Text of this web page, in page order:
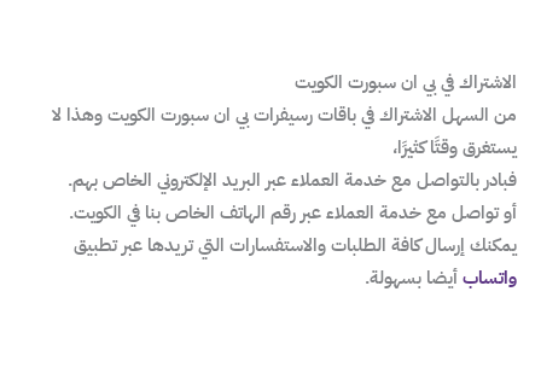
الاشتراك في بي ان سبورت الكويت
من السهل الاشتراك في باقات رسيفرات بي ان سبورت الكويت وهذا لا
يستغرق وقتًا كثيرًا،
فبادر بالتواصل مع خدمة العملاء عبر البريد الإلكتروني الخاص بهم.
أو تواصل مع خدمة العملاء عبر رقم الهاتف الخاص بنا في الكويت.
يمكنك إرسال كافة الطلبات والاستفسارات التي تريدها عبر تطبيق
واتسابأيضا بسهولة.